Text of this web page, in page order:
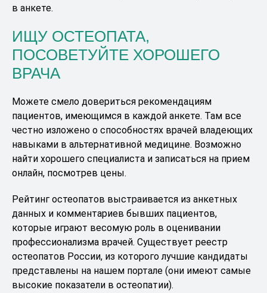
в анкете.
ИЩУ ОСТЕОПАТА,
ПОСОВЕТУЙТЕ ХОРОШЕГО
ВРАЧА
Можете смело довериться рекомендациям
пациентов, имеющимся в каждой анкете. Там все
честно изложено о способностях врачей владеющих
навыками в альтернативной медицине. Возможно
найти хорошего специалиста и записаться на прием
онлайн, посмотрев цены.
Рейтинг остеопатов выстраивается из анкетных
данных и комментариев бывших пациентов,
которые играют весомую роль в оценивании
профессионализма врачей. Существует реестр
остеопатов России, из которого лучшие кандидаты
представлены на нашем портале (они имеют самые
высокие показатели в остеопатии).